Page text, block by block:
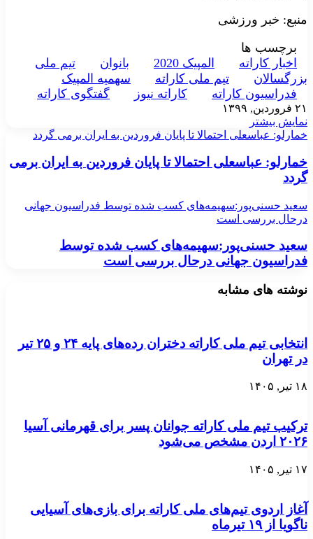
منبع: خبر ورزشی
برچسب ها
اخبار کاراته
المپیک 2020 بانوان
تيم ملی
بزرگسالان
تیم ملی کاراته
سهمیه المپیک
فدراسیون‌ کاراته
کاراته نیوز گفتگوی کاراته
۲۱ فروردین, ۱۳۹۹
نمایش بیشتر
خمارلو: عباسعلی احتمالا تا پایان فروردین به ایران برمی گردد
خمارلو: عباسعلی احتمالا تا پایان فروردین به ایران برمی
گردد
سعید حسنی‌پور:سهیمه‌های کسب شده توسط فدراسیون جهانی
درحال بررسی است
سعید حسنی‌پور:سهیمه‌های کسب شده توسط
فدراسیون جهانی درحال بررسی است
نوشته های مشابه
انتخابی تیم ملی کاراته دختران رده‌های پایه ۲۴ و ۲۵ تیر
در تهران
۱۸ تیر, ۱۴۰۵
ترکیب تیم ملی کاراته جوانان پسر برای قهرمانی آسیا
۲۰۲۶ اردن مشخص می‌شود
۱۷ تیر, ۱۴۰۵
آغاز اردوی تیم‌های ملی کاراته برای بازی‌های آسیایی
ناگویا از ۱۹ تیرماه